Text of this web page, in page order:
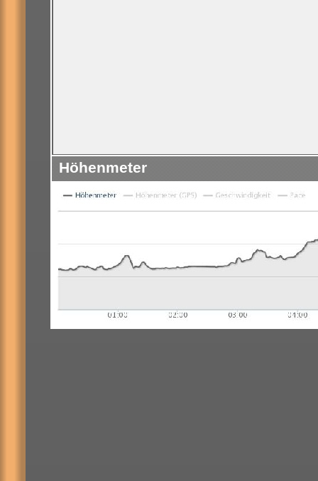
Höhenmeter